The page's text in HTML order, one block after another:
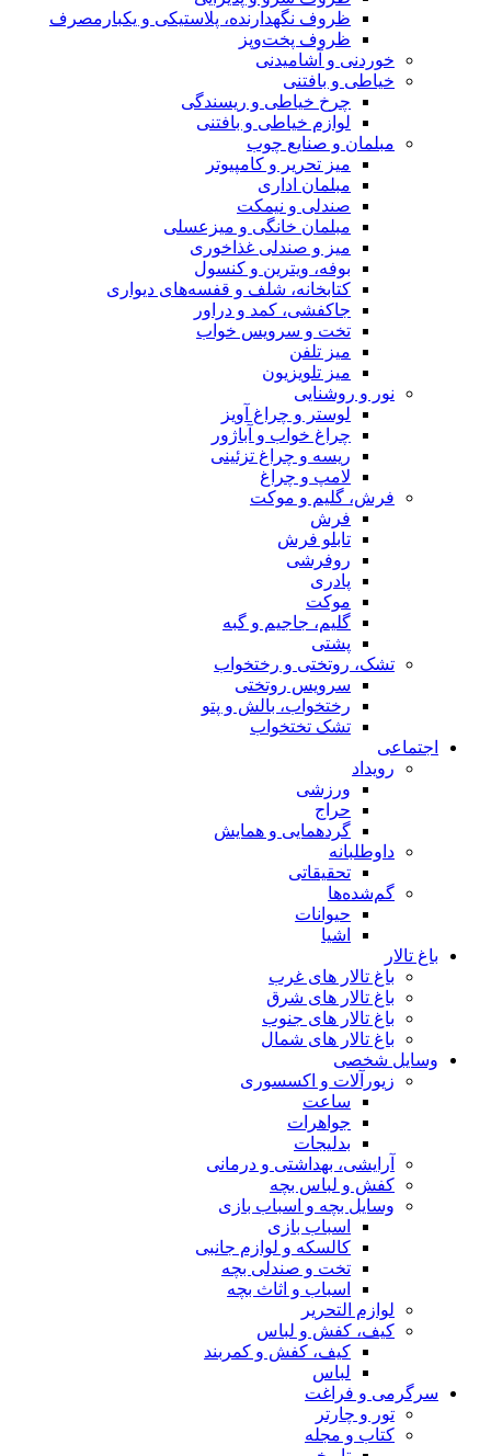
ظروف نگهدارنده، پلاستیکی و یکبارمصرف
ظروف پخت‌وپز
خوردنی و آشامیدنی
خیاطی و بافتنی
چرخ خیاطی و ریسندگی
لوازم خیاطی و بافتنی
مبلمان و صنایع چوب
میز تحریر و کامپیوتر
مبلمان اداری
صندلی و نیمکت
مبلمان خانگی و میزعسلی
میز و صندلی غذاخوری
بوفه، ویترین و کنسول
کتابخانه، شلف و قفسه‌های دیواری
جاکفشی، کمد و دراور
تخت و سرویس خواب
میز تلفن
میز تلویزیون
نور و روشنایی
لوستر و چراغ آویز
چراغ خواب و آباژور
ریسه و چراغ تزئینی
لامپ و چراغ
فرش، گلیم و موکت
فرش
تابلو فرش
روفرشی
پادری
موکت
گلیم، جاجیم و گبه
پشتی
تشک، روتختی و رختخواب
سرویس روتختی
رختخواب، بالش و پتو
تشک تختخواب
اجتماعی
رویداد
ورزشی
حراج
گردهمایی و همایش
داوطلبانه
تحقیقاتی
گم‌شده‌ها
حیوانات
اشیا
باغ تالار
باغ تالار های غرب
باغ تالار های شرق
باغ تالار های جنوب
باغ تالار های شمال
وسایل شخصی
زیورآلات و اکسسوری
ساعت
جواهرات
بدلیجات
آرایشی، بهداشتی و درمانی
کفش و لباس بچه
وسایل بچه و اسباب بازی
اسباب بازی
کالسکه و لوازم جانبی
تخت و صندلی بچه
اسباب و اثاث بچه
لوازم التحریر
کیف، کفش و لباس
کیف، کفش و کمربند
لباس
سرگرمی و فراغت
تور و چارتر
کتاب و مجله